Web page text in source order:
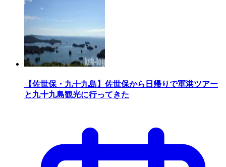
【佐世保・九十九島】佐世保から日帰りで軍港ツアー
と九十九島観光に行ってきた